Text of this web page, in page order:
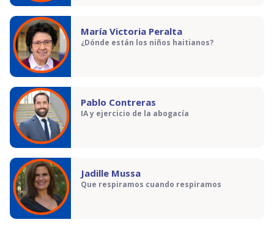
María Victoria Peralta
¿Dónde están los niños haitianos?
Pablo Contreras
IA y ejercicio de la abogacía
Jadille Mussa
Que respiramos cuando respiramos